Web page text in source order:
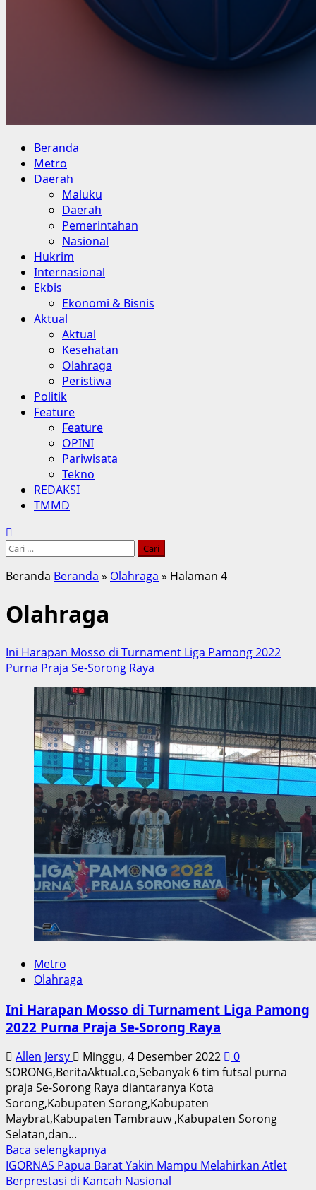
Primary
Menu
Beranda
Metro
Daerah
Maluku
Daerah
Pemerintahan
Nasional
Hukrim
Internasional
Ekbis
Ekonomi & Bisnis
Aktual
Aktual
Kesehatan
Olahraga
Peristiwa
Politik
Feature
Feature
OPINI
Pariwisata
Tekno
REDAKSI
TMMD
Cari
Beranda Beranda » Olahraga » Halaman 4
Olahraga
Ini Harapan Mosso di Turnament Liga Pamong 2022
Purna Praja Se-Sorong Raya
Metro
Olahraga
Ini Harapan Mosso di Turnament Liga Pamong
2022 Purna Praja Se-Sorong Raya
Allen Jersy Minggu, 4 Desember 2022
0
SORONG,BeritaAktual.co,Sebanyak 6 tim futsal purna
praja Se-Sorong Raya diantaranya Kota
Sorong,Kabupaten Sorong,Kabupaten
Maybrat,Kabupaten Tambrauw ,Kabupaten Sorong
Selatan,dan...
Baca selengkapnya
more
about
IGORNAS Papua Barat Yakin Mampu Melahirkan Atlet
Berprestasi di Kancah Nasional